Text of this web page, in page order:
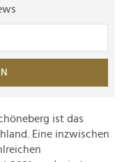
ist das
Eine inzwischen